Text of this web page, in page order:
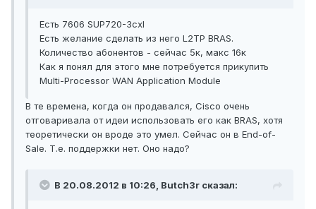
Есть 7606 SUP720-3cxl
Есть желание сделать из него L2TP BRAS.
Количество абонентов - сейчас 5к, макс 16к
Как я понял для этого мне потребуется прикупить
Multi-Processor WAN Application Module
В те времена, когда он продавался, Cisco очень
отговаривала от идеи использовать его как BRAS, хотя
теоретически он вроде это умел. Сейчас он в End-of-
Sale. Т.е. поддержки нет. Оно надо?
В 20.08.2012 в 10:26, Butch3r сказал: